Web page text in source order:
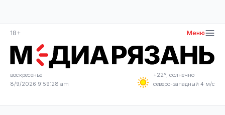
18+ Меню
воскресенье
8/9/2026 9:59:28 am
+22°, солнечно
северо-западный 4 м/с